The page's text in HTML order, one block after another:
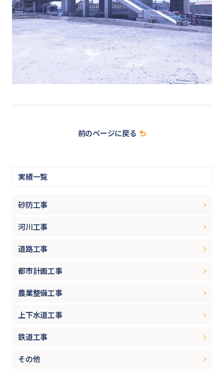
実績一覧
砂防工事
河川工事
道路工事
都市計画工事
農業整備工事
上下水道工事
鉄道工事
その他
前のページに戻る